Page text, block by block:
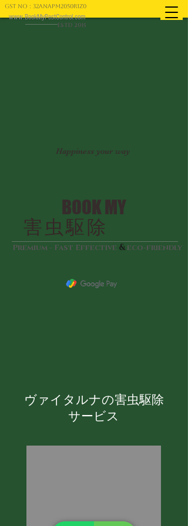
www.BookMyPestControl.com
ESTD 2015
害虫駆除
BOOK MY
Premium - Fast Effective &eco-friendly
Happiness your way
GST NO : 32ANAPM2050R1Z0
ヴァイタルナの害虫駆除
サービス